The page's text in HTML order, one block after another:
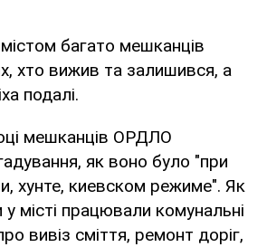
багато мешканців
хто вижив та залишився, а
подалі.
мешканців ОРДЛО
як воно було "при
хунте, киевском режиме". Як
місті працювали комунальні
вивіз сміття, ремонт доріг,